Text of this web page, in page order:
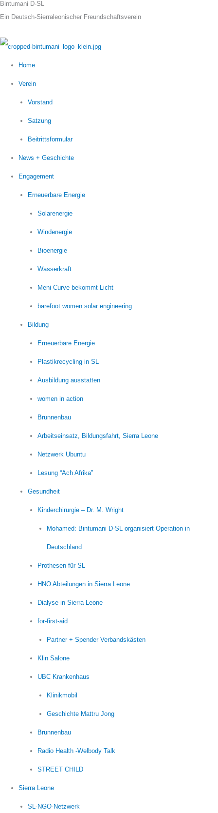
springen
Bintumani D-SL
Ein Deutsch-Sierraleonischer Freundschaftsverein
Home
Verein
Vorstand
Satzung
Beitrittsformular
News + Geschichte
Engagement
Erneuerbare Energie
Solarenergie
Windenergie
Bioenergie
Wasserkraft
Meni Curve bekommt Licht
barefoot women solar engineering
Bildung
Erneuerbare Energie
Plastikrecycling in SL
Ausbildung ausstatten
women in action
Brunnenbau
Arbeitseinsatz, Bildungsfahrt, Sierra Leone
Netzwerk Ubuntu
Lesung “Ach Afrika”
Gesundheit
Kinderchirurgie – Dr. M. Wright
Mohamed: Bintumani D-SL organisiert Operation in
Deutschland
Prothesen für SL
HNO Abteilungen in Sierra Leone
Dialyse in Sierra Leone
for-first-aid
Partner + Spender Verbandskästen
Klin Salone
UBC Krankenhaus
Klinikmobil
Geschichte Mattru Jong
Brunnenbau
Radio Health -Welbody Talk
STREET CHILD
Sierra Leone
SL-NGO-Netzwerk